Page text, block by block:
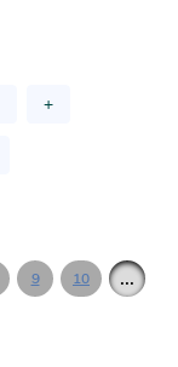
+
9 10 ...